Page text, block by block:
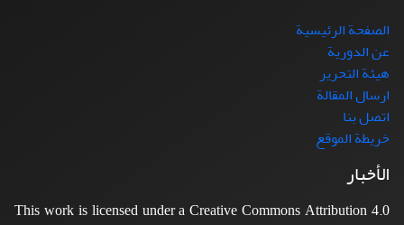
الصفحة الرئيسية
عن الدورية
هيئة التحرير
ارسال المقالة
اتصل بنا
خريطة الموقع
الأخبار
This work is licensed under a Creative Commons Attribution 4.0